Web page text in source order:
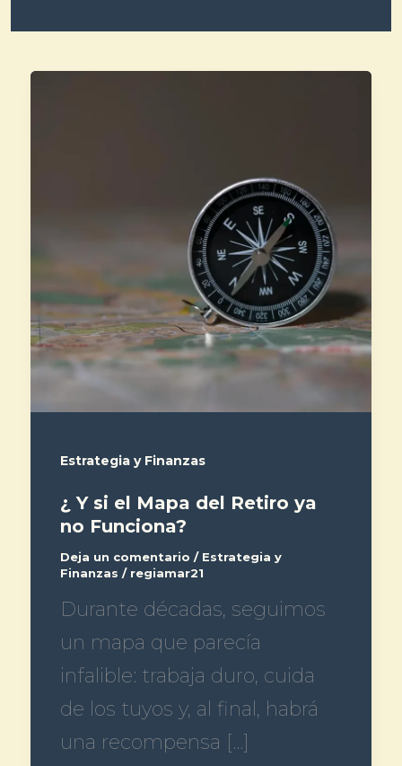
Estrategia y Finanzas
¿ Y si el Mapa del Retiro ya
no Funciona?
Deja un comentario / Estrategia y
Finanzas / regiamar21
Durante décadas, seguimos
un mapa que parecía
infalible: trabaja duro, cuida
de los tuyos y, al final, habrá
una recompensa […]